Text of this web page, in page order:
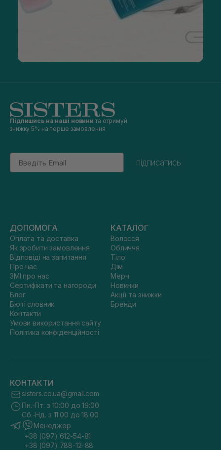
Підпишись на наші новини та отримуй
знижку 5% на перше замовлення
Email
підписатись
ДОПОМОГА
Оплата та доставка
Як зробити замовлення
Відповіді на запитання
Про нас
ЗМІ про нас
Сертифікати та нагороди
Блог
Бюті словник
Контакти
Умови використання сайту
Політика конфіденційності
КАТАЛОГ
Волосся
Обличчя
Тіло
Дім
Мерч
Новинки
Акції та знижки
Бренди
КОНТАКТИ
sisters.co.ua@gmail.com
Пн.-Пт. з 10:00 до 19:00
Сб.-Нд. з 11:00 до 18:00
Менеджер
+38 (097) 612-54-81
+38 (097) 788-12-88